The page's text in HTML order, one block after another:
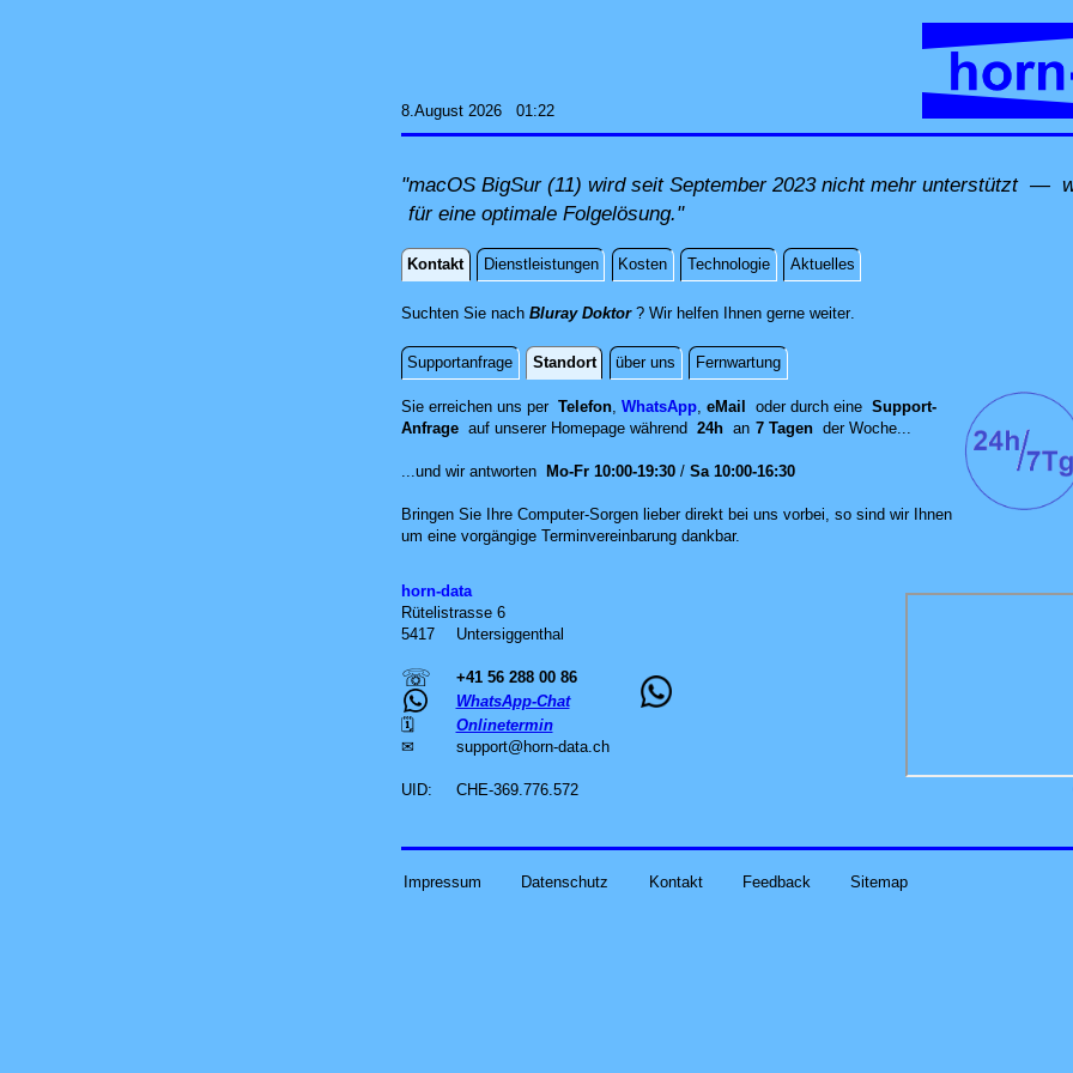
8.August 2026 01:22
"macOS BigSur (11) wird seit September 2023 nicht mehr unterstützt —
für eine optimale Folgelösung."
Kontakt Dienstleistungen Kosten Technologie Aktuelles
Kontakt
Suchten Sie nach Bluray Doktor? Wir helfen Ihnen gerne weiterdirekt an Ihrem Standort, per
.
Supportanfrage Standort über uns Fernwartung
Standort
Sie erreichen uns per Telefon, WhatsApp, eMail oder durch eine Support-
Anfrage auf unserer Homepage während 24h an 7 Tagen der Woche...
...und wir antworten Mo-Fr 10:00-19:30/ Sa 10:00-16:30
Bringen Sie Ihre Computer-Sorgen lieber direkt bei uns vorbei, so sind wir Ih‍nen
um eine vorgängige Terminvereinbarung dankbar.
horn-data
Rütelistrasse 6
5417
Untersiggenthal
☏
+41 56 288 00 86
WhatsApp-Chat
🗓
Onlinetermin
✉
support@horn-data. ch
UID: CHE-369.776.572
Impressum Datenschutz Kontakt Feedback Sitemap